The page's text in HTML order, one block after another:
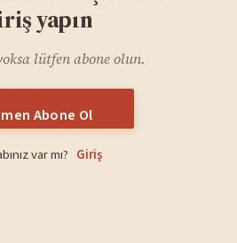
yapın
lütfen abone olun.
Abone Ol
var mı? Giriş